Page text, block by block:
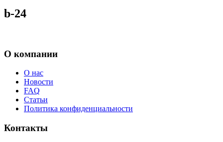
b-24
О компании
О нас
Новости
FAQ
Статьи
Политика конфиденциальности
Контакты